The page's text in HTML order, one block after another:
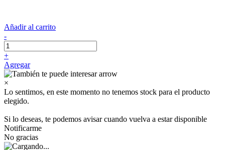
Añadir al carrito
-
+
Agregar
×
Lo sentimos, en este momento no tenemos stock para el producto
elegido.
Si lo deseas, te podemos avisar cuando vuelva a estar disponible
Notificarme
No gracias